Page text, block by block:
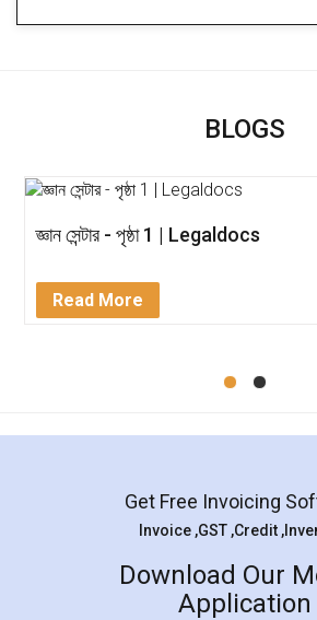
BLOGS
জ্ঞান সেন্টার - পৃষ্ঠা 1 | Legaldocs
Read More
Get Free Invoicing
Invoice ,GST ,Credit
Download Our
Application